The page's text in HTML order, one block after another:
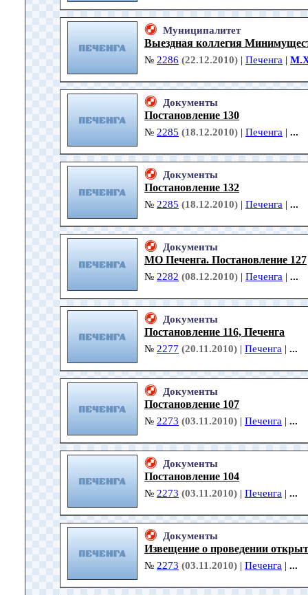
Муниципалитет
Выездная коллегия
№ 2286 (22.12.2010) | Печенга |
Документы
Постановление 130
№ 2285 (18.12.2010) | Печенга | ...
Документы
Постановление 132
№ 2285 (18.12.2010) | Печенга | ...
Документы
МО Печенга. Постановление 127
№ 2282 (08.12.2010) | Печенга | ...
Документы
Постановление 116, Печенга
№ 2277 (20.11.2010) | Печенга | ...
Документы
Постановление 107
№ 2273 (03.11.2010) | Печенга | ...
Документы
Постановление 104
№ 2273 (03.11.2010) | Печенга | ...
Документы
Извещение о проведении
№ 2273 (03.11.2010) | Печенга | ...